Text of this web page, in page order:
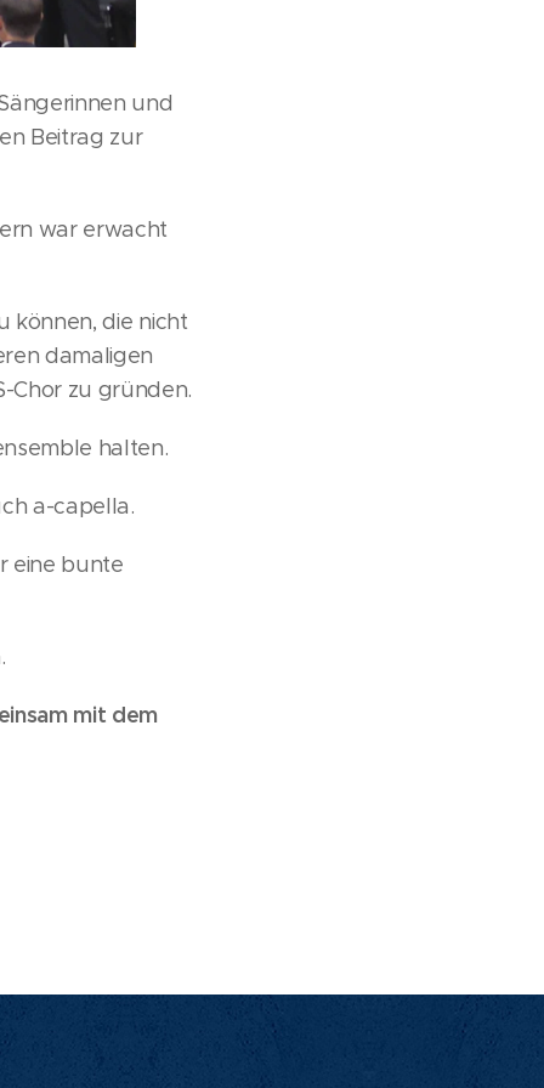
und
Beitrag zur
war erwacht
können, die nicht
damaligen
Chor zu gründen.
halten.
a-capella.
eine bunte
mit dem